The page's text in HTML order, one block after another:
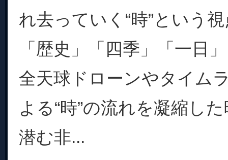
れ去っていく“時”という
「歴史」「四季」「一日
全天球ドローンやタイム
よる“時”の流れを凝縮し
潜む非...